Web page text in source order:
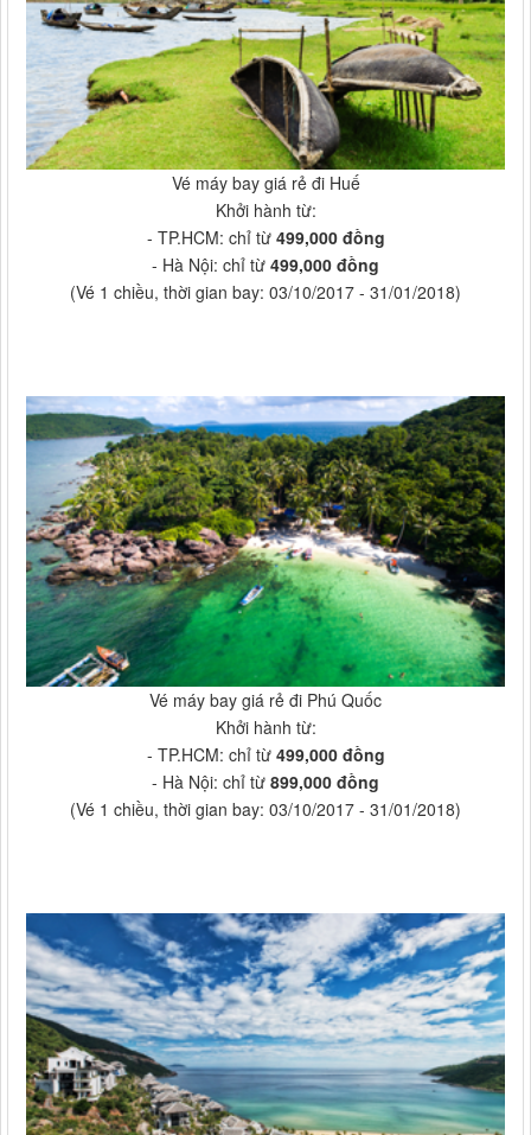
Vé máy bay giá rẻ đi Huế
Khởi hành từ:
- TP.HCM: chỉ từ 499,000 đồng
- Hà Nội: chỉ từ 499,000 đồng
(Vé 1 chiều, thời gian bay: 03/10/2017 - 31/01/2018)
Vé máy bay giá rẻ đi Phú Quốc
Khởi hành từ:
- TP.HCM: chỉ từ 499,000 đồng
- Hà Nội: chỉ từ 899,000 đồng
(Vé 1 chiều, thời gian bay: 03/10/2017 - 31/01/2018)